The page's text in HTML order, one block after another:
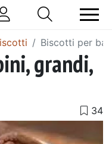
Biscotti per
grandi,